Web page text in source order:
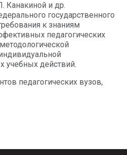
Канакиной и др.
государственного
к знаниям
педагогических
учебных действий.
педагогических вузов,